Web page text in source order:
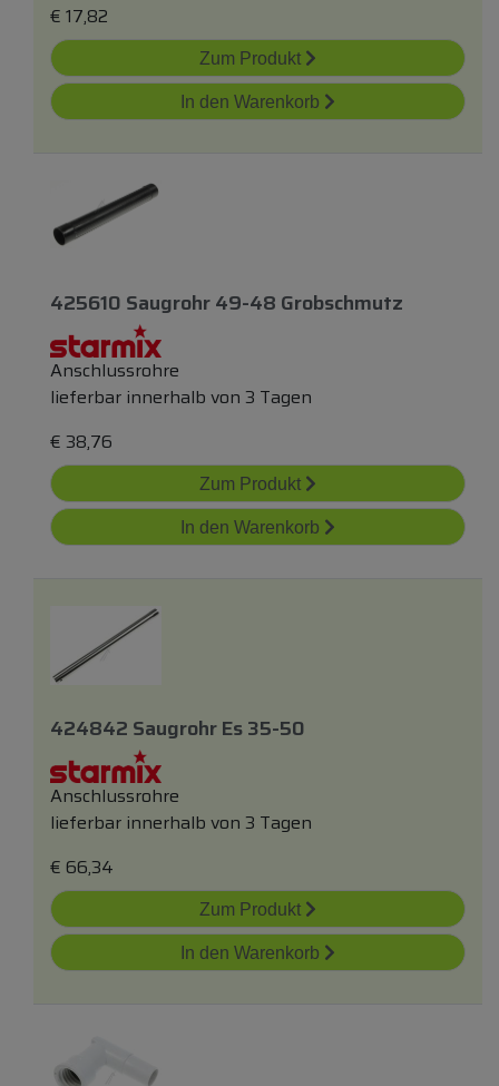
€ 17,82
Zum Produkt
In den Warenkorb
425610 Saugrohr 49-48 Grobschmutz
Anschlussrohre
lieferbar innerhalb von 3 Tagen
€ 38,76
Zum Produkt
In den Warenkorb
424842 Saugrohr Es 35-50
Anschlussrohre
lieferbar innerhalb von 3 Tagen
€ 66,34
Zum Produkt
In den Warenkorb